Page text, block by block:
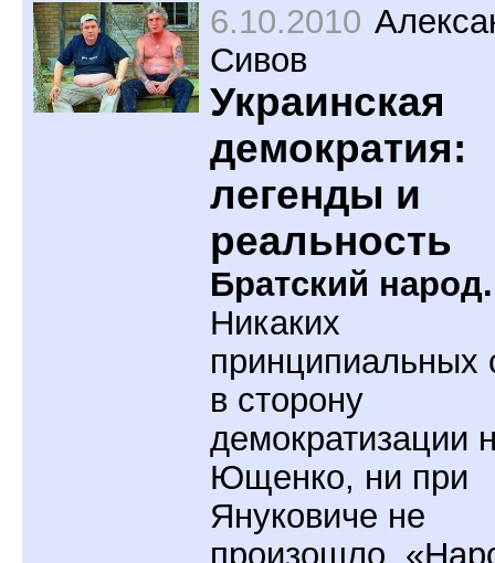
6.10.2010
Сивов
Украинская
демократия:
легенды и
реальность
Братский народ.
Никаких
принципиальных
в сторону
демократизации
Ющенко, ни при
Януковиче не
произошло.